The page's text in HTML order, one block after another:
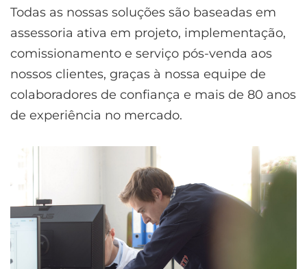
Todas as nossas soluções são baseadas em
assessoria ativa em projeto, implementação,
comissionamento e serviço pós-venda aos
nossos clientes, graças à nossa equipe de
colaboradores de confiança e mais de 80 anos
de experiência no mercado.